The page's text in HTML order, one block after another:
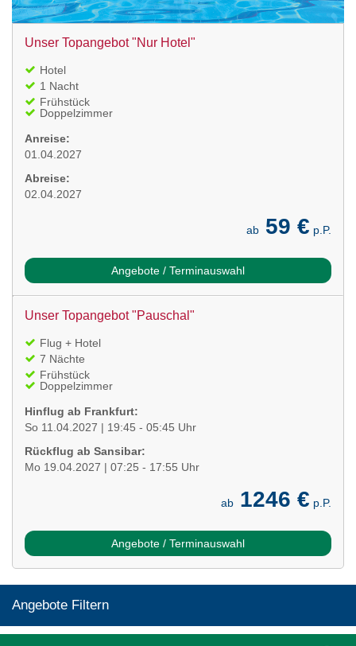
Unser Topangebot "Nur Hotel"
Hotel
1 Nacht
Frühstück
Doppelzimmer
Anreise:
01.04.2027
Abreise:
02.04.2027
ab 59 € p.P.
Angebote / Terminauswahl
Unser Topangebot "Pauschal"
Flug + Hotel
7 Nächte
Frühstück
Doppelzimmer
Hinflug ab Frankfurt:
So 11.04.2027 | 19:45 - 05:45 Uhr
Rückflug ab Sansibar:
Mo 19.04.2027 | 07:25 - 17:55 Uhr
ab 1246 € p.P.
Angebote / Terminauswahl
Angebote Filtern